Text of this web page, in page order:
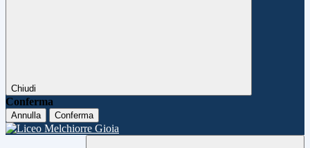
Chiudi
Conferma
Annulla Conferma